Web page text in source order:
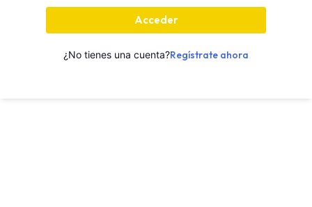
Acceder
¿No tienes una cuenta?Regístrate ahora